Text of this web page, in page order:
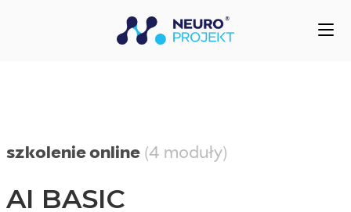
szkolenie online (4 moduły)
AI BASIC